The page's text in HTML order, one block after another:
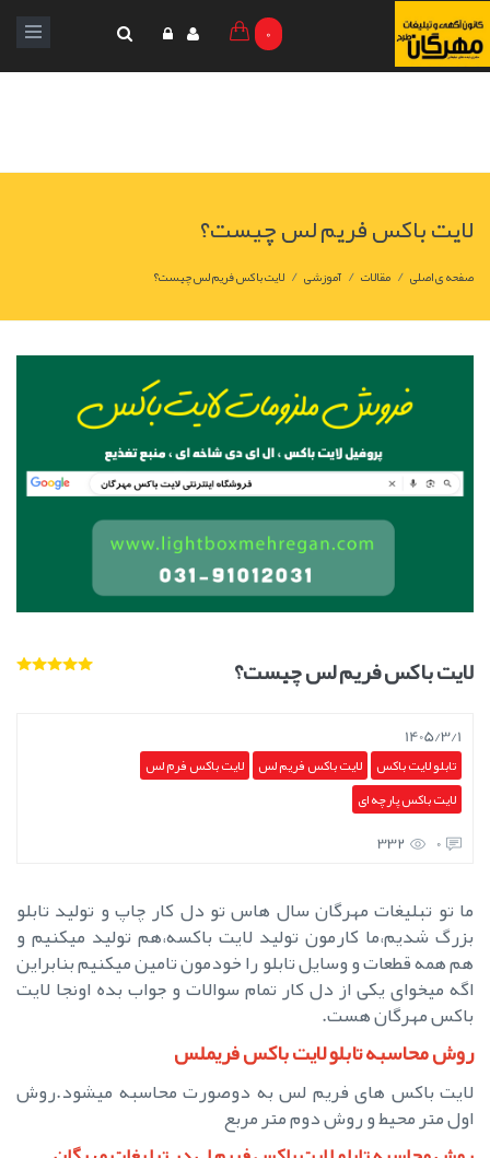
0
لایت باکس فریم لس چیست؟
صفحه ی اصلی / مقالات / آموزشی / لایت باکس فریم لس چیست؟
لایت باکس فریم لس چیست؟
1405/3/1
تابلو لایت باکس لایت باکس فریم لس لایت باکس فرم لس
لایت باکس پارچه ای
0
332
ما تو تبلیغات مهرگان سال هاس تو دل کار چاپ و تولید تابلو
بزرگ شدیم،ما کارمون تولید لایت باکسه،هم تولید میکنیم و
هم همه قطعات و وسایل تابلو را خودمون تامین میکنیم بنابراین
اگه میخوای یکی از دل کار تمام سوالات و جواب بده اونجا لایت
باکس مهرگان هست.
روش محاسبه تابلو لایت باکس فریملس
لایت باکس های فریم لس به دوصورت محاسبه میشود.روش
اول متر محیط و روش دوم متر مربع